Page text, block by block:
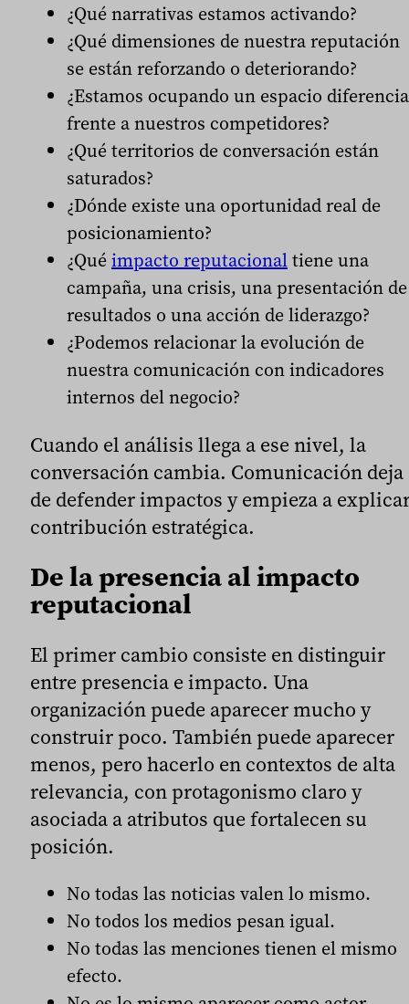
¿Qué narrativas estamos activando?
¿Qué dimensiones de nuestra reputación
se están reforzando o deteriorando?
¿Estamos ocupando un espacio
frente a nuestros competidores?
¿Qué territorios de conversación están
saturados?
¿Dónde existe una oportunidad real de
posicionamiento?
¿Quéimpacto reputacionaltiene una
campaña, una crisis, una presentación de
resultados o una acción de liderazgo?
¿Podemos relacionar la evolución de
nuestra comunicación con indicadores
internos del negocio?
Cuando el análisis llega a ese nivel, la
conversación cambia. Comunicación deja
de defender impactos y empieza a
contribución estratégica.
De la presencia al impacto
reputacional
El primer cambio consiste en distinguir
entre presencia e impacto. Una
organización puede aparecer mucho y
construir poco. También puede aparecer
menos, pero hacerlo en contextos de alta
relevancia, con protagonismo claro y
asociada a atributos que fortalecen su
posición.
No todas las noticias valen lo mismo.
No todos los medios pesan igual.
No todas las menciones tienen el mismo
efecto.